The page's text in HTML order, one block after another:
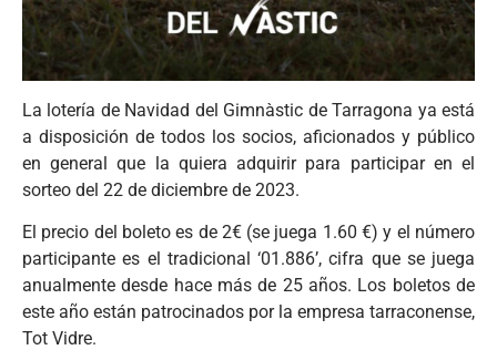
La lotería de Navidad del Gimnàstic de Tarragona ya está
a disposición de todos los socios, aficionados y público
en general que la quiera adquirir para participar en el
sorteo del 22 de diciembre de 2023.
El precio del boleto es de 2€ (se juega 1.60 €) y el número
participante es el tradicional ‘01.886’, cifra que se juega
anualmente desde hace más de 25 años. Los boletos de
este año están patrocinados por la empresa tarraconense,
Tot Vidre.